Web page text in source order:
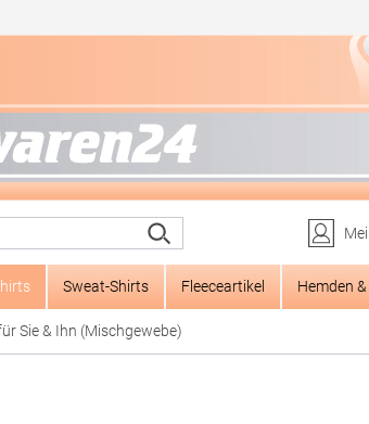
Sweat-Shirts Fleeceartikel Hemden
Sie & Ihn (Mischgewebe)